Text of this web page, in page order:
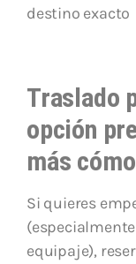
destino exacto
Traslado
opción
más
Si quieres
equipaje),